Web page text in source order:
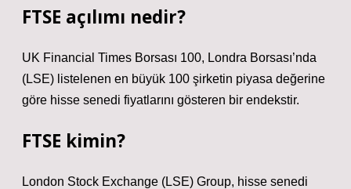
FTSE açılımı nedir?
UK Financial Times Borsası 100, Londra Borsası’nda
(LSE) listelenen en büyük 100 şirketin piyasa değerine
göre hisse senedi fiyatlarını gösteren bir endekstir.
FTSE kimin?
London Stock Exchange (LSE) Group, hisse senedi